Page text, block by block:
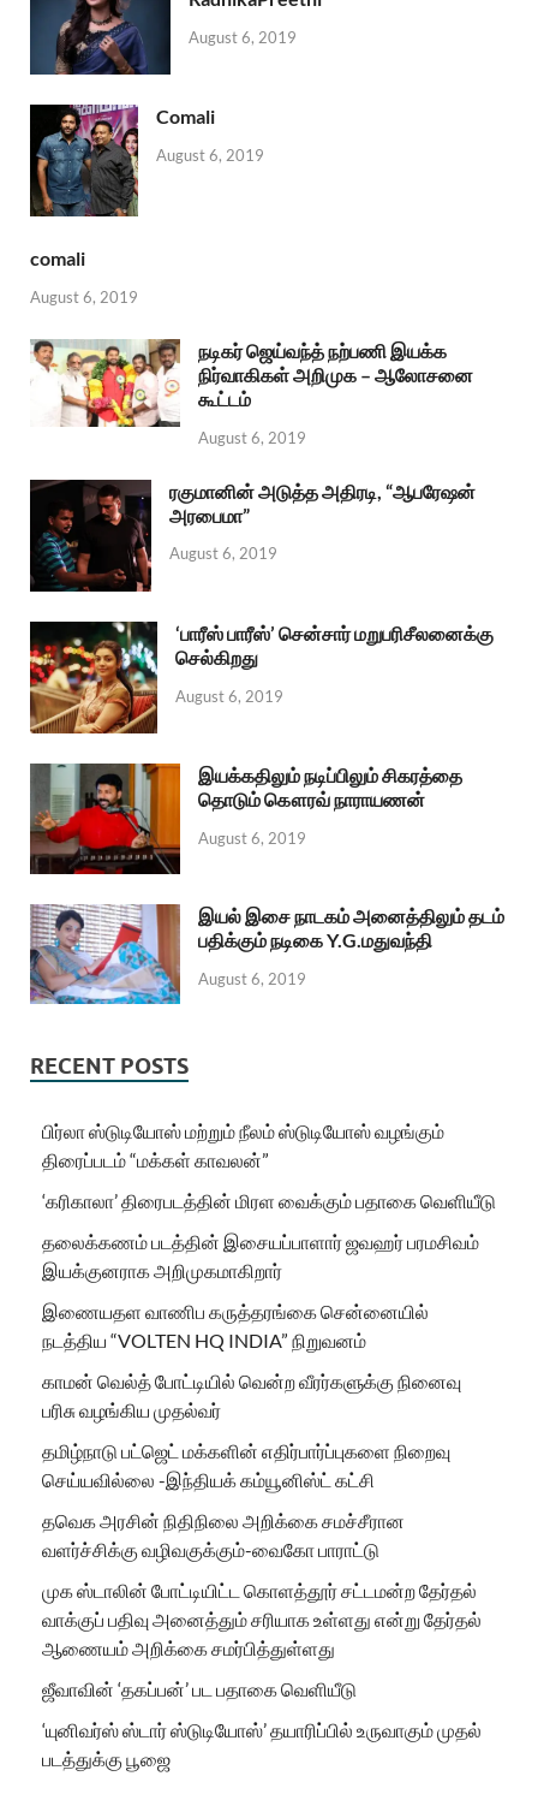
August 6, 2019
Comali
August 6, 2019
comali
August 6, 2019
நடிகர் ஜெய்வந்த் நற்பணி இயக்க
நிர்வாகிகள் அறிமுக – ஆலோசனை
கூட்டம்
August 6, 2019
ரகுமானின் அடுத்த அதிரடி, “ஆபரேஷன்
அரபைமா”
August 6, 2019
‘பாரீஸ் பாரீஸ்’ சென்சார் மறுபரிசீலனைக்கு
செல்கிறது
August 6, 2019
இயக்கதிலும் நடிப்பிலும் சிகரத்தை
தொடும் கௌரவ் நாராயணன்
August 6, 2019
இயல் இசை நாடகம் அனைத்திலும் தடம்
பதிக்கும் நடிகை Y.G.மதுவந்தி
August 6, 2019
RECENT POSTS
பிர்லா ஸ்டுடியோஸ் மற்றும் நீலம் ஸ்டுடியோஸ் வழங்கும்
திரைப்படம் “மக்கள் காவலன்”
‘கரிகாலா’ திரைபடத்தின் மிரள வைக்கும் பதாகை வெளியீடு
தலைக்கணம் படத்தின் இசையப்பாளார் ஜவஹர் பரமசிவம்
இயக்குனராக அறிமுகமாகிறார்
இணையதள வாணிப கருத்தரங்கை சென்னையில்
நடத்திய “VOLTEN HQ INDIA” நிறுவனம்
காமன் வெல்த் போட்டியில் வென்ற வீரர்களுக்கு நினைவு
பரிசு வழங்கிய முதல்வர்
தமிழ்நாடு பட்ஜெட் மக்களின் எதிர்பார்ப்புகளை நிறைவு
செய்யவில்லை -இந்தியக் கம்யூனிஸ்ட் கட்சி
தவெக அரசின் நிதிநிலை அறிக்கை சமச்சீரான
வளர்ச்சிக்கு வழிவகுக்கும்-வைகோ பாராட்டு
முக ஸ்டாலின் போட்டியிட்ட கொளத்தூர் சட்டமன்ற தேர்தல்
வாக்குப் பதிவு அனைத்தும் சரியாக உள்ளது என்று தேர்தல்
ஆணையம் அறிக்கை சமர்பித்துள்ளது
ஜீவாவின் ‘தகப்பன்’ பட பதாகை வெளியீடு
‘யுனிவர்ஸ் ஸ்டார் ஸ்டுடியோஸ்’ தயாரிப்பில் உருவாகும் முதல்
படத்துக்கு பூஜை